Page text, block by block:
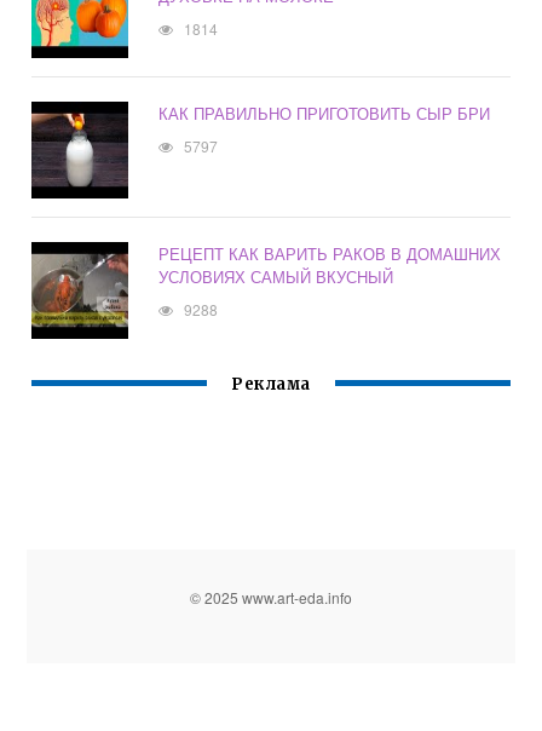
1814
КАК ПРАВИЛЬНО ПРИГОТОВИТЬ СЫР БРИ
5797
РЕЦЕПТ КАК ВАРИТЬ РАКОВ В ДОМАШНИХ
УСЛОВИЯХ САМЫЙ ВКУСНЫЙ
9288
Реклама
© 2025 www.art-eda.info